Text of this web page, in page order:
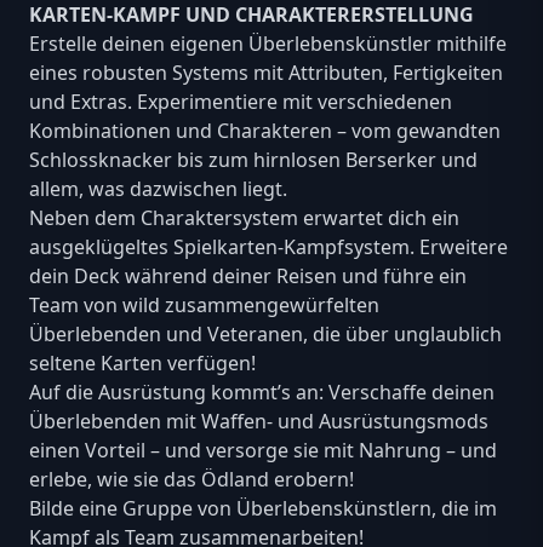
KARTEN-KAMPF UND CHARAKTERERSTELLUNG
Erstelle deinen eigenen Überlebenskünstler mithilfe
eines robusten Systems mit Attributen, Fertigkeiten
und Extras. Experimentiere mit verschiedenen
Kombinationen und Charakteren – vom gewandten
Schlossknacker bis zum hirnlosen Berserker und
allem, was dazwischen liegt.
Neben dem Charaktersystem erwartet dich ein
ausgeklügeltes Spielkarten-Kampfsystem. Erweitere
dein Deck während deiner Reisen und führe ein
Team von wild zusammengewürfelten
Überlebenden und Veteranen, die über unglaublich
seltene Karten verfügen!
Auf die Ausrüstung kommt’s an: Verschaffe deinen
Überlebenden mit Waffen- und Ausrüstungsmods
einen Vorteil – und versorge sie mit Nahrung – und
erlebe, wie sie das Ödland erobern!
Bilde eine Gruppe von Überlebenskünstlern, die im
Kampf als Team zusammenarbeiten!